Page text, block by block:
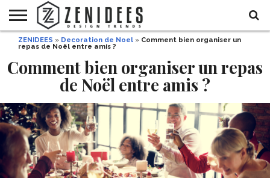
HOME
MAISON
DÉCO
JARDIN
DÉCO
FÊTE
MODE
BEAUTÉ
RECETTES
DIY
HALLOWEEN
ZENIDEES » Decoration de Noel » Comment bien organiser un
repas de Noël entre amis ?
Comment bien organiser un repas
de Noël entre amis ?